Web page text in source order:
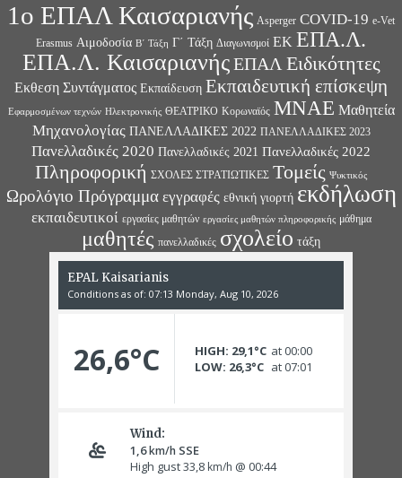
1ο ΕΠΑΛ Καισαριανής Asperger COVID-19 e-Vet
Erasmus Αιμοδοσία Β΄ Τάξη Γ΄ Τάξη Διαγωνισμοί ΕΚ ΕΠΑ.Λ.
ΕΠΑ.Λ. Καισαριανής ΕΠΑΛ Ειδικότητες
Εκθεση Συντάγματος Εκπαίδευση Εκπαιδευτική επίσκεψη
Εφαρμοσμένων τεχνών Ηλεκτρονικής ΘΕΑΤΡΙΚΟ Κορωναϊός ΜΝΑΕ Μαθητεία
Μηχανολογίας ΠΑΝΕΛΛΑΔΙΚΕΣ 2022 ΠΑΝΕΛΛΑΔΙΚΕΣ 2023
Πανελλαδικές 2020 Πανελλαδικές 2021 Πανελλαδικές 2022
Πληροφορική ΣΧΟΛΕΣ ΣΤΡΑΤΙΩΤΙΚΕΣ Τομείς Ψυκτικός
Ωρολόγιο Πρόγραμμα εγγραφές εθνική γιορτή εκδήλωση
εκπαιδευτικοί εργασίες μαθητών εργασίες μαθητών πληροφορικής μάθημα
μαθητές πανελλαδικές σχολείο τάξη